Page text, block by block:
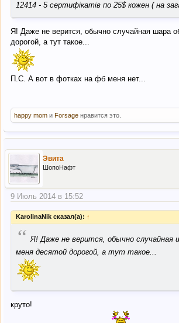
12414 - 5 сертифікатів по 25$ кожен ( на
Я! Даже не верится, обычно случайная шара
дорогой, а тут такое...
П.С. А вот в фотках на фб меня нет...
happy mom и Forsage нравится это.
Эвита
ШопоНафт
9 Июль 2014 в 15:52
KarolinaNik сказал(а): ↑
“ Я! Даже не верится, обычно случайная
меня десятой дорогой, а тут такое...
круто!